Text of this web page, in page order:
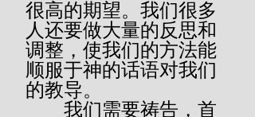
很高的期望。我们很多
人还要做大量的反思和
调整，使我们的方法能
顺服于神的话语对我们
的教导。